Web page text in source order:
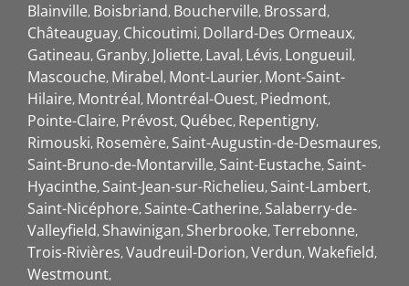
Blainville Boisbriand Boucherville Brossard
Châteauguay Chicoutimi Dollard-Des Ormeaux
Gatineau Granby Joliette Laval Lévis Longueuil
Mascouche Mirabel Mont-Laurier Mont-Saint-
Hilaire Montréal Montréal-Ouest Piedmont
Pointe-Claire Prévost Québec Repentigny
Rimouski Rosemère Saint-Augustin-de-Desmaures
Saint-Bruno-de-Montarville Saint-Eustache Saint-
Hyacinthe Saint-Jean-sur-Richelieu Saint-Lambert
Saint-Nicéphore Sainte-Catherine Salaberry-de-
Valleyfield Shawinigan Sherbrooke Terrebonne
Trois-Rivières Vaudreuil-Dorion Verdun Wakefield
Westmount